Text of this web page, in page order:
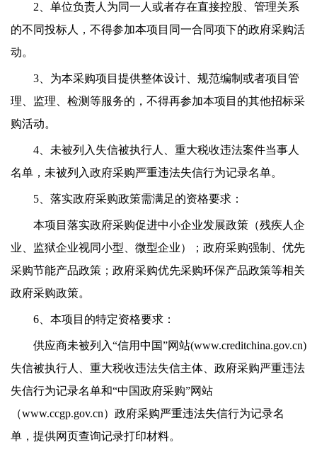
2、单位负责人为同一人或者存在直接控股、管理关系
的不同投标人，不得参加本项目同一合同项下的政府采购活
动。
3、为本采购项目提供整体设计、规范编制或者项目管
理、监理、检测等服务的，不得再参加本项目的其他招标采
购活动。
4、未被列入失信被执行人、重大税收违法案件当事人
名单，未被列入政府采购严重违法失信行为记录名单。
5、落实政府采购政策需满足的资格要求：
本项目落实政府采购促进中小企业发展政策（残疾人企
业、监狱企业视同小型、微型企业）；政府采购强制、优先
采购节能产品政策；政府采购优先采购环保产品政策等相关
政府采购政策。
6、本项目的特定资格要求：
供应商未被列入“信用中国”网站(www.creditchina.gov.cn)
失信被执行人、重大税收违法失信主体、政府采购严重违法
失信行为记录名单和“中国政府采购”网站
（www.ccgp.gov.cn）政府采购严重违法失信行为记录名
单，提供网页查询记录打印材料。